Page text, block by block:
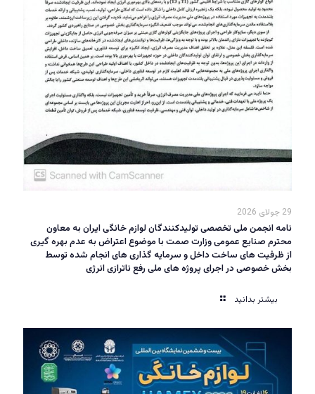
29 جولای 2026
نامه انجمن ملی تخصصی تولیدکنندگان لوازم خانگی ایران به معاون
محترم صنایع عمومی وزارت صمت با موضوع اعتراض به عدم بهره گیری
از ظرفیت های ساخت داخل و سرمایه گذاری های انجام شده توسط
بخش خصوصی در اجرای پروژه های ملی رفع ناترازی انرژی
بیشتر بدانید